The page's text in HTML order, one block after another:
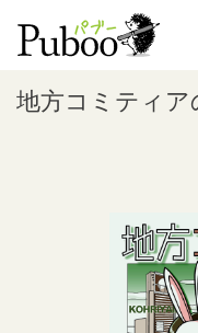
地方コミティア